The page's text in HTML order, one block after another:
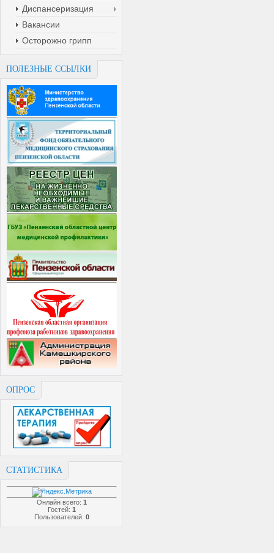
Диспансеризация
Вакансии
Осторожно грипп
ПОЛЕЗНЫЕ ССЫЛКИ
ОПРОС
СТАТИСТИКА
Онлайн всего: 1
Гостей: 1
Пользователей: 0